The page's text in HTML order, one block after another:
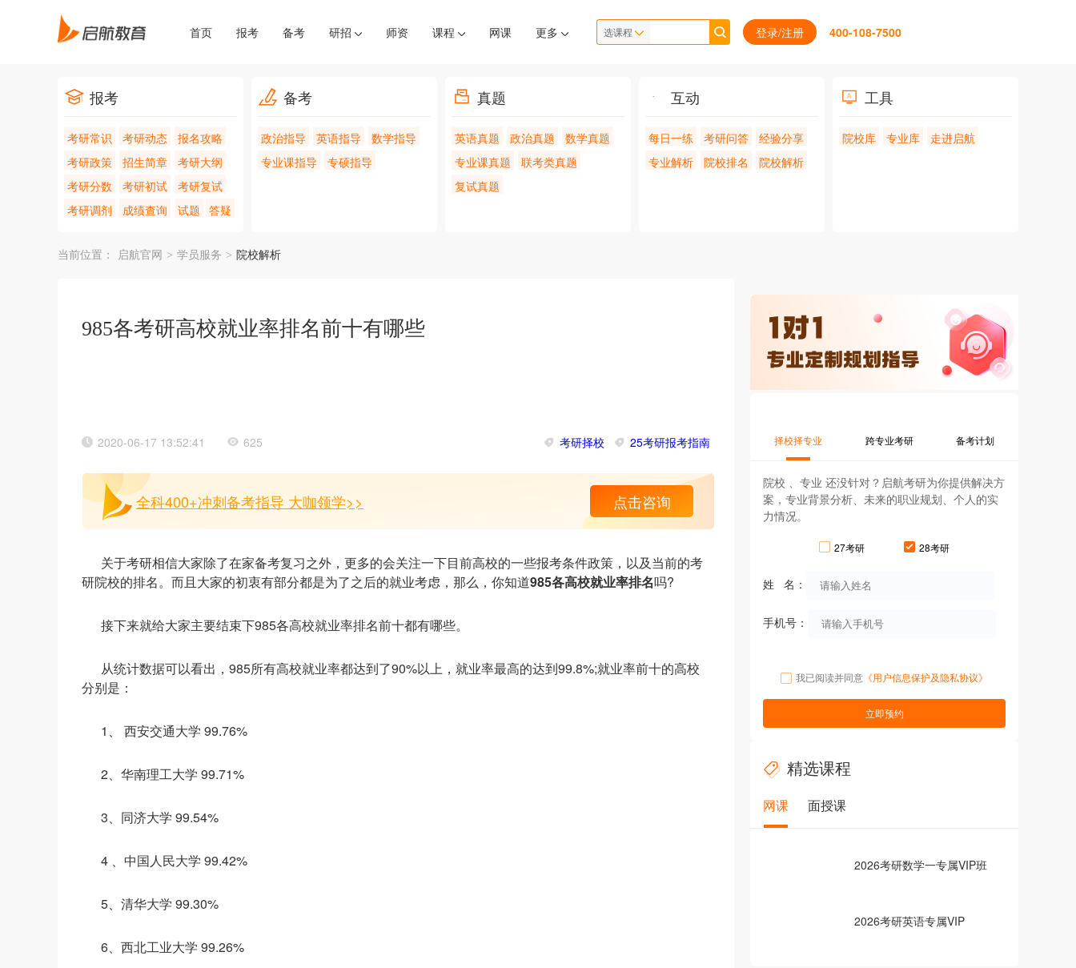
首页 报考 备考 研招 师资 课程 网课 更多 选课程 登录/注册 400-108-7500
报考
考研常识 考研动态
报名攻略
考研政策
招生简章
考研大纲
考研分数
考研初试
考研复试
考研调剂
成绩查询 试题 答疑
备考
政治指导 英语指导
数学指导
专业课指导
专硕指导
真题
英语真题 政治真题
数学真题
专业课真题
联考类真题
复试真题
互动
每日一练 考研问答
经验分享
专业解析
院校排名 院校解析
工具
院校库 专业库 走进启航
当前位置： 启航官网 > 学员服务 > 院校解析
985各考研高校就业率排名前十有哪些
2020-06-17 13:52:41 625 考研择校 25考研报考指南
全科400+冲刺备考指导 大咖领学>> 点击咨询
关于考研相信大家除了在家备考复习之外，更多的会关注一下目前高校的一些报考条件政策，以及当前的考
研院校的排名。而且大家的初衷有部分都是为了之后的就业考虑，那么，你知道985各高校就业率排名吗?
接下来就给大家主要结束下985各高校就业率排名前十都有哪些。
从统计数据可以看出，985所有高校就业率都达到了90%以上，就业率最高的达到99.8%;就业率前十的高校
分别是：
1、 西安交通大学 99.76%
2、华南理工大学 99.71%
3、同济大学 99.54%
4 、中国人民大学 99.42%
5、清华大学 99.30%
6、西北工业大学 99.26%
择校择专业 跨专业考研 备考计划
院校 、专业 还没针对？启航考研为你提供解决方
案，专业背景分析、未来的职业规划、个人的实
力情况。
27考研 28考研
姓 名：
手机号：
我已阅读并同意 《用户信息保护及隐私协议》
立即预约
精选课程
网课 面授课
2026考研数学一专属VIP班
2026考研英语专属VIP